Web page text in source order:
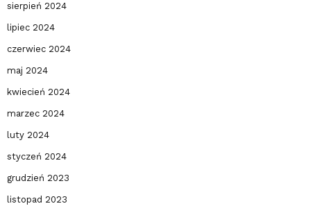
sierpień 2024
lipiec 2024
czerwiec 2024
maj 2024
kwiecień 2024
marzec 2024
luty 2024
styczeń 2024
grudzień 2023
listopad 2023